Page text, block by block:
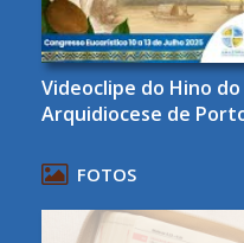
Videoclipe do Hino
Arquidiocese de
FOTOS